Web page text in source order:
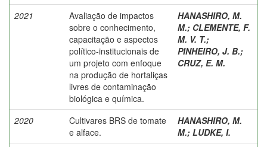
2021
Avaliação de impactos
sobre o conhecimento,
capacitação e aspectos
político-institucionais de
um projeto com enfoque
na produção de hortaliças
livres de contaminação
biológica e química.
HANASHIRO, M.
M.; CLEMENTE, F.
M. V. T.;
PINHEIRO, J. B.;
CRUZ, E. M.
2020
Cultivares BRS de tomate
e alface.
HANASHIRO, M.
M.; LUDKE, I.